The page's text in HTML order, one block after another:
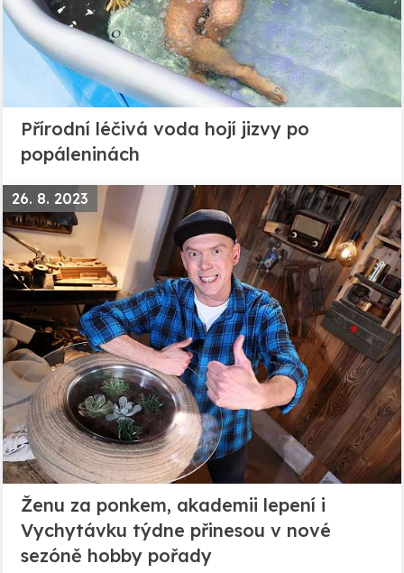
Přírodní léčivá voda hojí jizvy po
popáleninách
26. 8. 2023
Ženu za ponkem, akademii lepení i
Vychytávku týdne přinesou v nové
sezóně hobby pořady